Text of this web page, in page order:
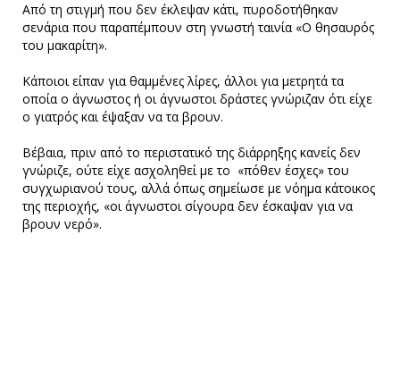
Από τη στιγμή που δεν έκλεψαν κάτι, πυροδοτήθηκαν
σενάρια που παραπέμπουν στη γνωστή ταινία «Ο θησαυρός
του μακαρίτη».
Κάποιοι είπαν για θαμμένες λίρες, άλλοι για μετρητά τα
οποία ο άγνωστος ή οι άγνωστοι δράστες γνώριζαν ότι είχε
ο γιατρός και έψαξαν να τα βρουν.
Βέβαια, πριν από το περιστατικό της διάρρηξης κανείς δεν
γνώριζε, ούτε είχε ασχοληθεί με το «πόθεν έσχες» του
συγχωριανού τους, αλλά όπως σημείωσε με νόημα κάτοικος
της περιοχής, «οι άγνωστοι σίγουρα δεν έσκαψαν για να
βρουν νερό».